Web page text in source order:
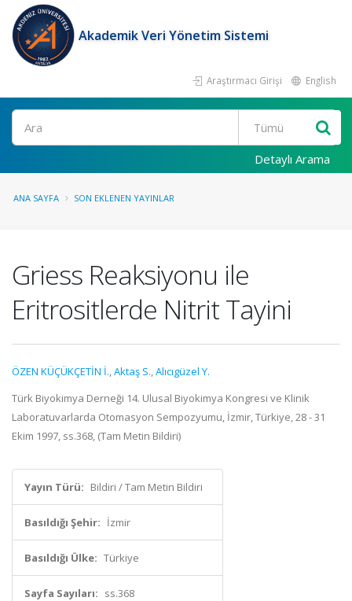
Akademik Veri Yönetim Sistemi
Araştırmacı Girişi English
Ara
Detaylı Arama
ANA SAYFA SON EKLENEN YAYINLAR
Griess Reaksiyonu ile
Eritrositlerde Nitrit Tayini
ÖZEN KÜÇÜKÇETİN İ.,Aktaş S.,Alıcıgüzel Y.
Türk Biyokimya Derneği 14. Ulusal Biyokimya Kongresi ve Klinik
Laboratuvarlarda Otomasyon Sempozyumu, İzmir, Türkiye, 28 - 31
Ekim 1997, ss.368, (Tam Metin Bildiri)
Yayın Türü: Bildiri / Tam Metin Bildiri
Basıldığı Şehir: İzmir
Basıldığı Ülke: Türkiye
Sayfa Sayıları: ss.368